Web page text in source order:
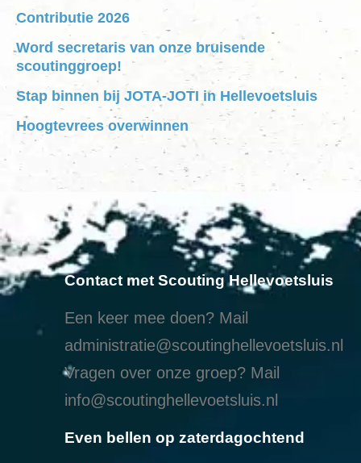
Contributie 2026
Word secretaris van onze bruisende
scoutinggroep!
Stap binnen bij JOTA-JOTI in Hellevoetsluis
Hoogtevrees overwinnen
Contact met Scouting Hellevoetsluis
Een keer mee doen? Mail
administratie@scoutinghellevoetsluis.nl
Vragen over onze groep? Mail
info@scoutinghellevoetsluis.nl
Even bellen op zaterdagochtend